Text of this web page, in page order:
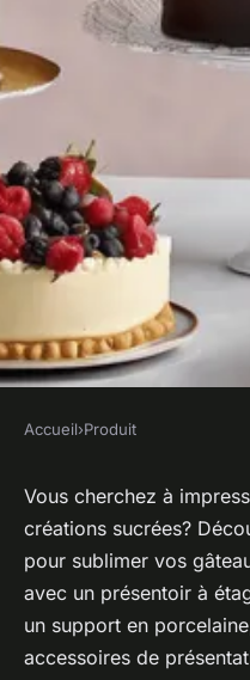
Solutions
présenter vos
desserts
Noémie•21 juillet 2024•2
Accueil›Produit
Vous cherchez à
créations sucrées?
pour sublimer vos
avec un présentoir à
un support en
accessoires de